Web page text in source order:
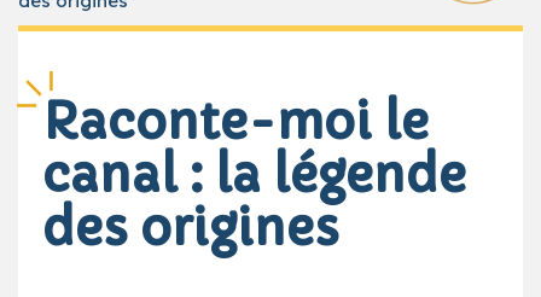
Raconte-moi le
canal : la légende
des origines